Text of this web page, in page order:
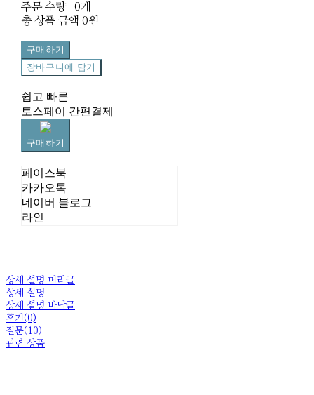
주문 수량
0개
총 상품 금액 0원
구매하기
장바구니에 담기
쉽고 빠른
토스페이 간편결제
구매하기
페이스북
카카오톡
네이버 블로그
라인
상세 설명 머리글
상세 설명
상세 설명 바닥글
후기(0)
질문(10)
관련 상품